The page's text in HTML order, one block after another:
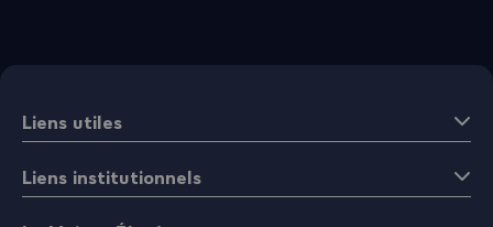
Liens utiles
Liens institutionnels